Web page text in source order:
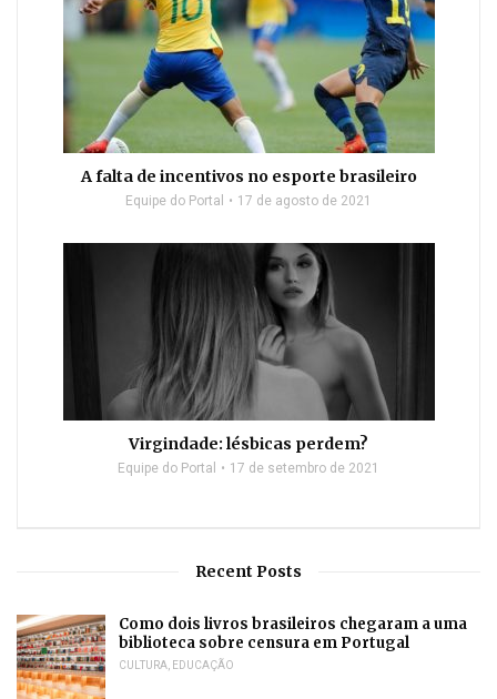
A falta de incentivos no esporte brasileiro
Equipe do Portal 17 de agosto de 2021
Virgindade: lésbicas perdem?
Equipe do Portal 17 de setembro de 2021
Recent Posts
Como dois livros brasileiros chegaram a uma
biblioteca sobre censura em Portugal
CULTURA, EDUCAÇÃO